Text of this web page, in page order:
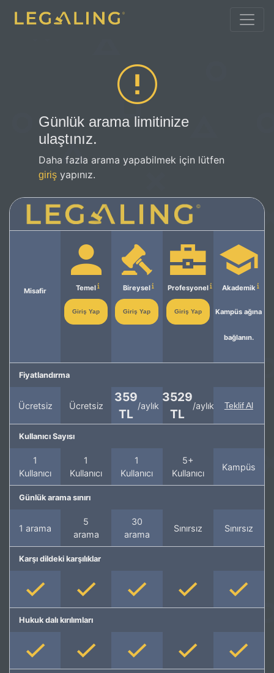
Günlük arama limitinize
ulaştınız.
Daha fazla arama yapabilmek için lütfen
giriş yapınız.
Misafir Temel
Giriş Yap
Bireysel
Giriş Yap
Profesyonel
Giriş Yap
Akademik
Kampüs ağına
bağlanın.
Fiyatlandırma
Ücretsiz Ücretsiz
359
TL
/aylık
3529
TL
/aylık Teklif Al
Kullanıcı Sayısı
1
Kullanıcı
1
Kullanıcı
1
Kullanıcı
5+
Kullanıcı
Kampüs
Günlük arama sınırı
1 arama
5
arama
30
arama
Sınırsız Sınırsız
Karşı dildeki karşılıklar
Hukuk dalı kırılımları